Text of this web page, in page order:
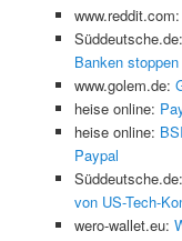
www.reddit.com:
Süddeutsche.de:
Banken
www.golem.de:
heise online:
heise online:
Paypal
Süddeutsche.de:
von US-Tech-
wero-wallet.eu: